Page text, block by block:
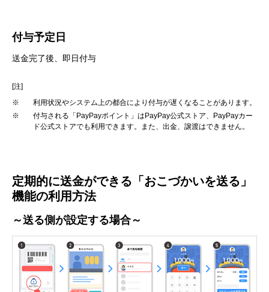
付与予定日
送金完了後、即日付与
[注]
※
利用状況やシステム上の都合により付与が遅くなることがあります。
※
付与される「PayPayポイント」はPayPay公式ストア、PayPayカー
ド公式ストアでも利用できます。また、出金、譲渡はできません。
定期的に送金ができる「おこづかいを送る」
機能の利用方法
～送る側が設定する場合～